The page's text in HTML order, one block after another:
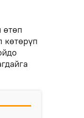
көтөрүп